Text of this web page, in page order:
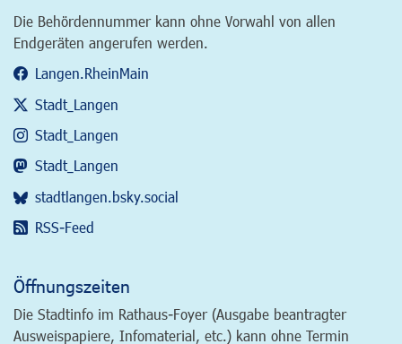
Die Behördennummer kann ohne Vorwahl von allen
Endgeräten angerufen werden.
Langen.RheinMain
Stadt_Langen
Stadt_Langen
Stadt_Langen
stadtlangen.bsky.social
RSS-Feed
Öffnungszeiten
Die Stadtinfo im Rathaus-Foyer (Ausgabe beantragter
Ausweispapiere, Infomaterial, etc.) kann ohne Termin